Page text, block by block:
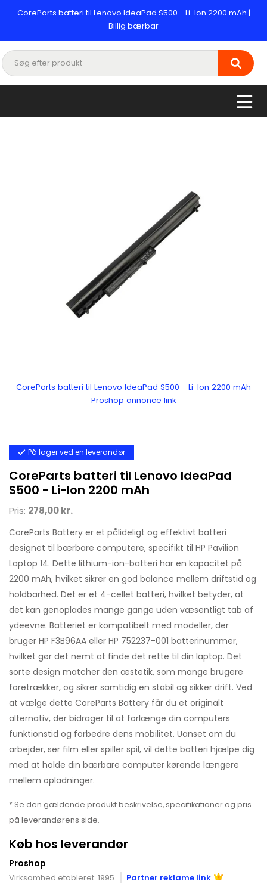
CoreParts batteri til Lenovo IdeaPad S500 - Li-Ion 2200 mAh |
Billig bærbar
CoreParts batteri til Lenovo IdeaPad S500 - Li-Ion 2200 mAh
Proshop annonce link
På lager ved en leverandør
CoreParts batteri til Lenovo IdeaPad
S500 - Li-Ion 2200 mAh
Pris: 278,00 kr.
CoreParts Battery er et pålideligt og effektivt batteri
designet til bærbare computere, specifikt til HP Pavilion
Laptop 14. Dette lithium-ion-batteri har en kapacitet på
2200 mAh, hvilket sikrer en god balance mellem driftstid og
holdbarhed. Det er et 4-cellet batteri, hvilket betyder, at
det kan genoplades mange gange uden væsentligt tab af
ydeevne. Batteriet er kompatibelt med modeller, der
bruger HP F3B96AA eller HP 752237-001 batterinummer,
hvilket gør det nemt at finde det rette til din laptop. Det
sorte design matcher den æstetik, som mange brugere
foretrækker, og sikrer samtidig en stabil og sikker drift. Ved
at vælge dette CoreParts Battery får du et originalt
alternativ, der bidrager til at forlænge din computers
funktionstid og forbedre dens mobilitet. Uanset om du
arbejder, ser film eller spiller spil, vil dette batteri hjælpe dig
med at holde din bærbare computer kørende længere
mellem opladninger.
* Se den gældende produkt beskrivelse, specifikationer og pris
på leverandørens side.
Køb hos leverandør
Proshop
Virksomhed etableret: 1995 Partner reklame link